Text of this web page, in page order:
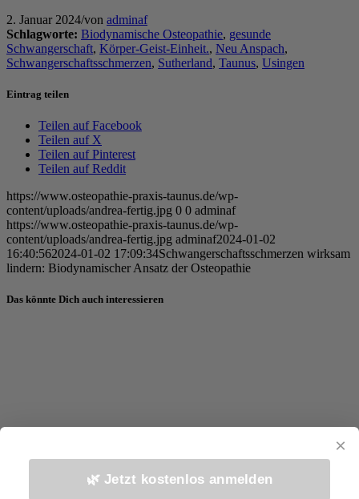
2. Januar 2024/von adminaf
Schlagworte: Biodynamische Osteopathie, gesunde
Schwangerschaft, Körper-Geist-Einheit., Neu Anspach,
Schwangerschaftsschmerzen, Sutherland, Taunus, Usingen
Eintrag teilen
Teilen auf Facebook
Teilen auf X
Teilen auf Pinterest
Teilen auf Reddit
https://www.osteopathie-praxis-taunus.de/wp-
content/uploads/andrea-fertig.jpg 0 0 adminaf
https://www.osteopathie-praxis-taunus.de/wp-
content/uploads/andrea-fertig.jpg adminaf2024-01-02
16:40:562024-01-02 17:09:34Schwangerschaftsschmerzen wirksam
lindern: Biodynamischer Ansatz der Osteopathie
Das könnte Dich auch interessieren
Eltern: Wege aus der Erschöpfung
×
🌿 Jetzt kostenlos anmelden